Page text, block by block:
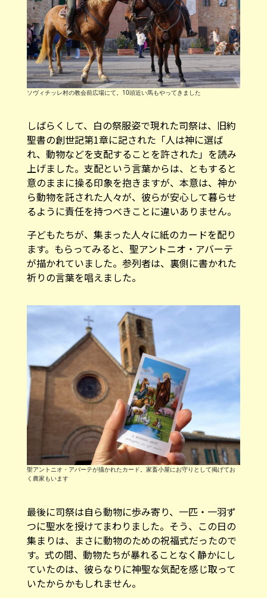
ソヴィチッレ村の教会前広場にて。10頭近い馬もやってきました
しばらくして、白の祭服姿で現れた司祭は、旧約
聖書の創世記第1章に記された「人は神に選ば
れ、動物などを支配することを許された」を読み
上げました。支配という言葉からは、ともすると
意のままに操る印象を抱きますが、本意は、神か
ら動物を託された人々が、彼らが安心して暮らせ
るように責任を持つべきことに違いありません。
子どもたちが、集まった人々に紙のカードを配り
ます。もらってみると、聖アントニオ・アバーテ
が描かれていました。参列者は、裏側に書かれた
祈りの言葉を唱えました。
聖アントニオ・アバーテが描かれたカード。家畜小屋にお守りとして掲げてお
く農家もいます
最後に司祭は自ら動物に歩み寄り、一匹・一羽ず
つに聖水を授けてまわりました。そう、この日の
集まりは、まさに動物のための祝福式だったので
す。式の間、動物たちが暴れることなく静かにし
ていたのは、彼らなりに神聖な気配を感じ取って
いたからかもしれません。